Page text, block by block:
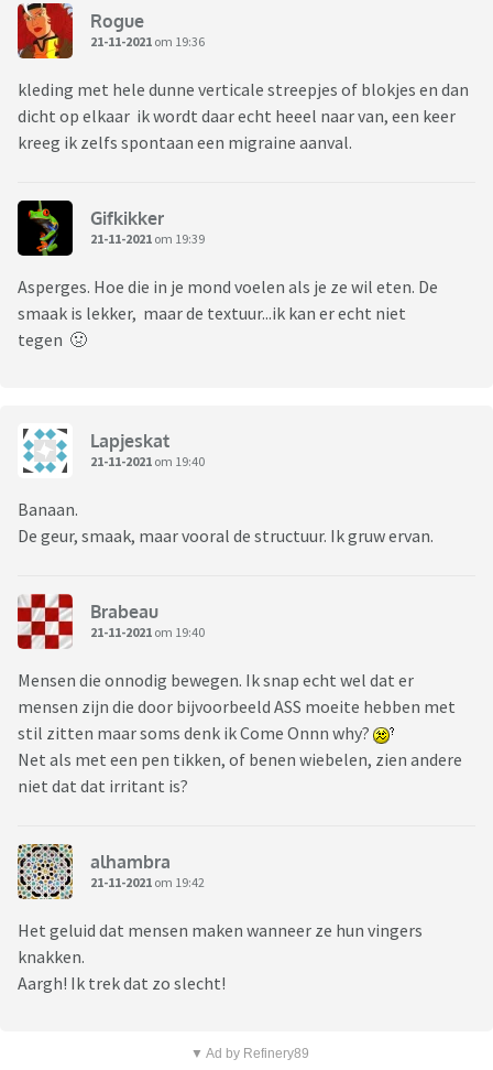
Rogue
21-11-2021 om 19:36
kleding met hele dunne verticale streepjes of blokjes en dan
dicht op elkaar ik wordt daar echt heeel naar van, een keer
kreeg ik zelfs spontaan een migraine aanval.
Gifkikker
21-11-2021 om 19:39
Asperges. Hoe die in je mond voelen als je ze wil eten. De
smaak is lekker, maar de textuur...ik kan er echt niet
tegen 🤢
Lapjeskat
21-11-2021 om 19:40
Banaan.
De geur, smaak, maar vooral de structuur. Ik gruw ervan.
Brabeau
21-11-2021 om 19:40
Mensen die onnodig bewegen. Ik snap echt wel dat er
mensen zijn die door bijvoorbeeld ASS moeite hebben met
stil zitten maar soms denk ik Come Onnn why?
Net als met een pen tikken, of benen wiebelen, zien andere
niet dat dat irritant is?
alhambra
21-11-2021 om 19:42
Het geluid dat mensen maken wanneer ze hun vingers
knakken.
Aargh! Ik trek dat zo slecht!
▼ Ad by Refinery89